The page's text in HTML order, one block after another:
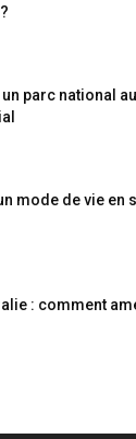
parc national au
mode de vie en
: comment